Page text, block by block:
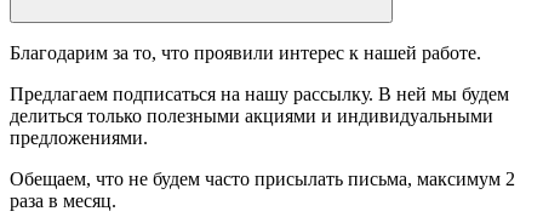
Благодарим за то, что проявили интерес к нашей работе.
Предлагаем подписаться на нашу рассылку. В ней мы будем
делиться только полезными акциями и индивидуальными
предложениями.
Обещаем, что не будем часто присылать письма, максимум 2
раза в месяц.